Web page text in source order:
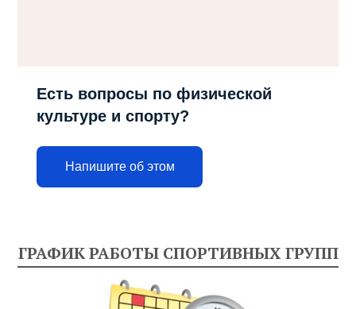
Есть вопросы по физической
культуре и спорту?
Напишите об этом
ГРАФИК РАБОТЫ СПОРТИВНЫХ ГРУПП